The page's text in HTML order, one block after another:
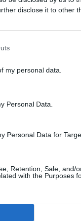
disclose it to other
my personal data.
Personal Data.
Personal Data for
Retention, Sale, and/
with the Purposes
mich mehrmals
- andere Mittel
Mittel